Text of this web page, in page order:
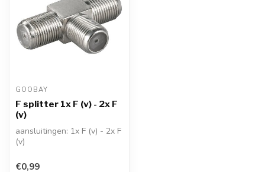
GOOBAY
F splitter 1x F (v) - 2x F
(v)
aansluitingen: 1x F (v) - 2x F
(v)
dempingen (dB): ni...
€0,99